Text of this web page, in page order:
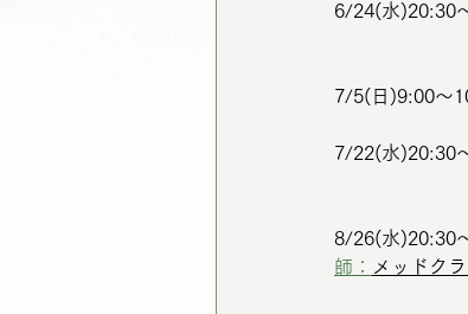
6/24(水)20:30
7/5(日)9:00〜
7/22(水)20:30
8/26(水)20:30
師：
メッドク